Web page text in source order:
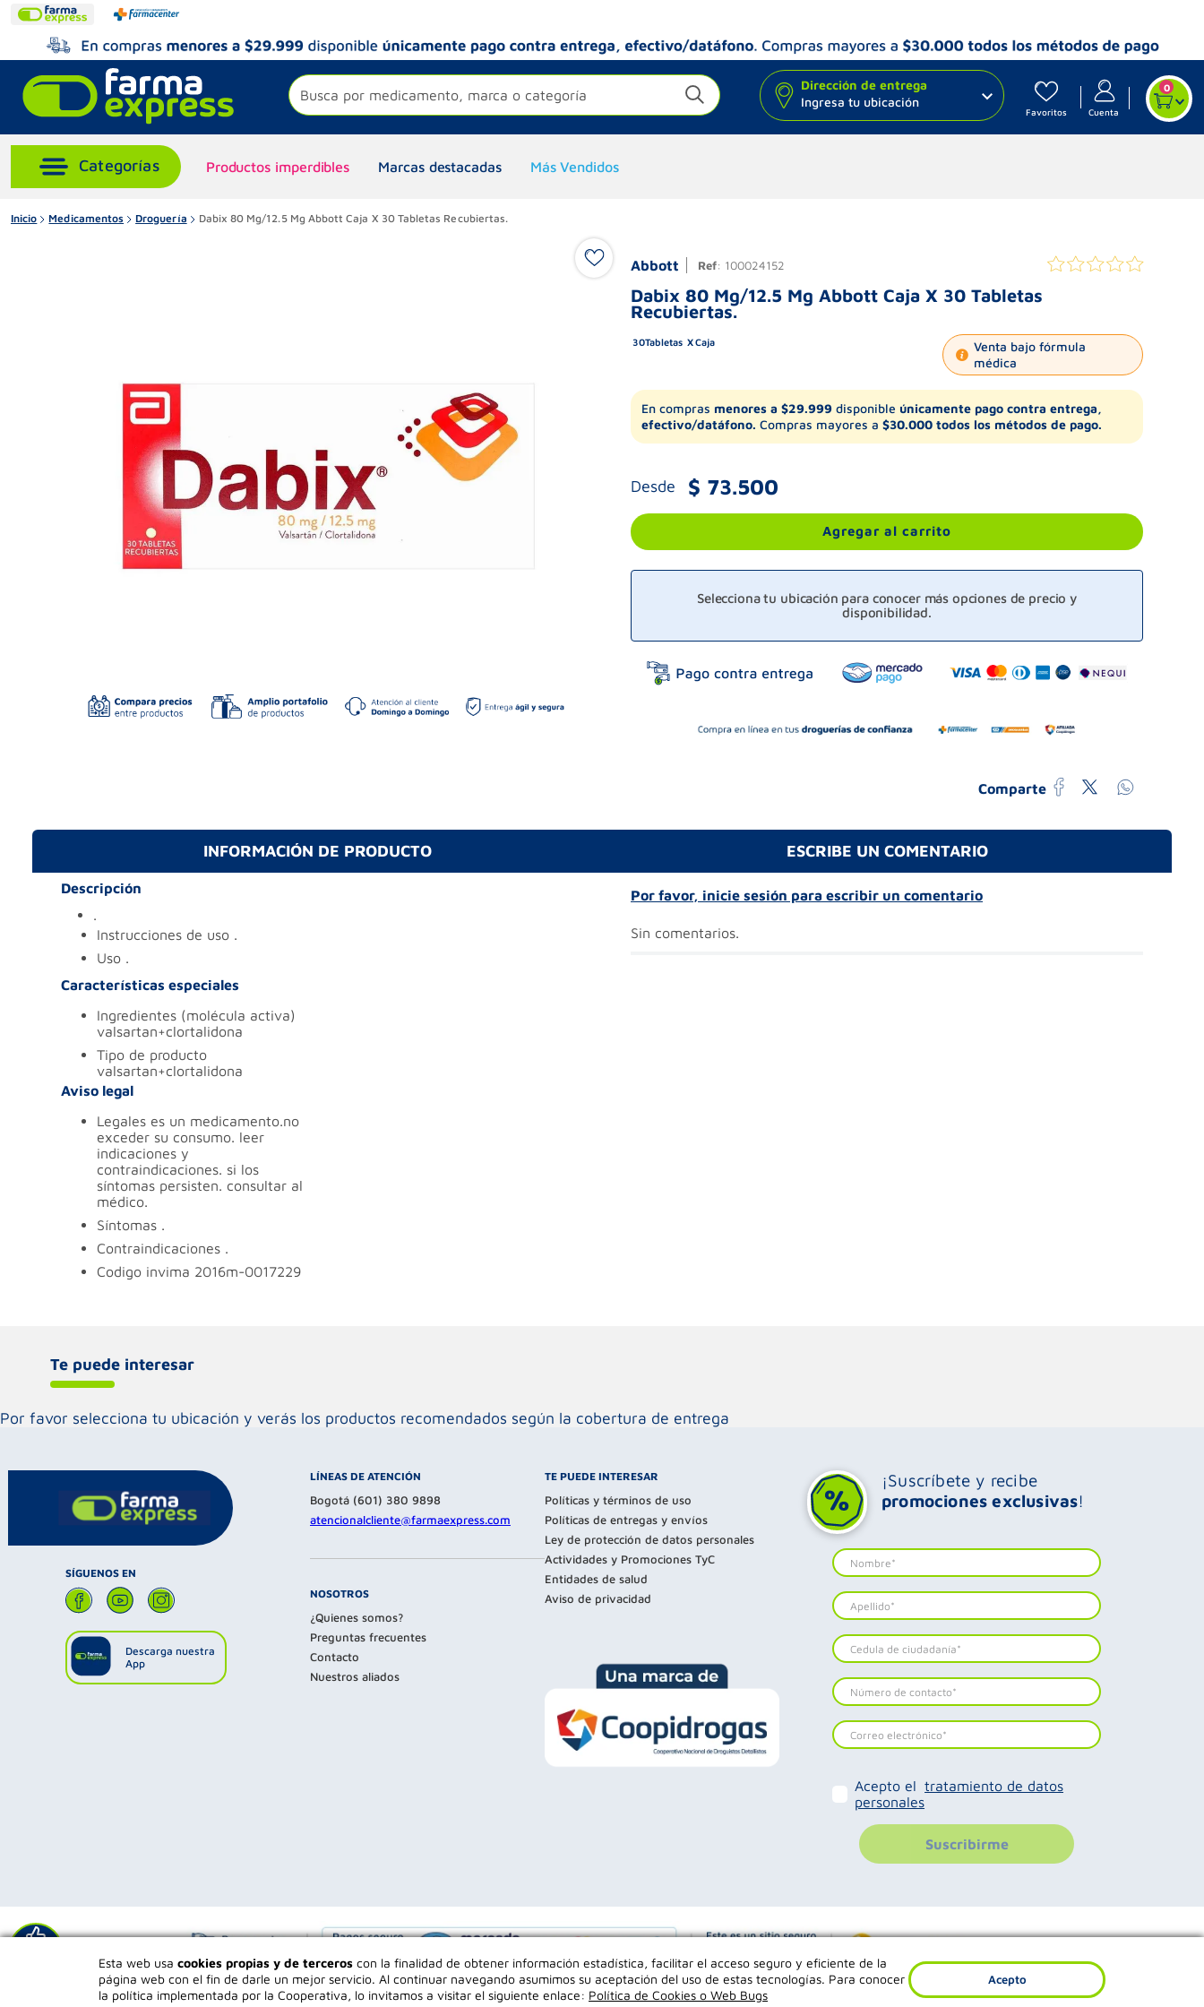
Esta web usa cookies propias y de terceros con la finalidad de obtener información estadística, facilitar el acceso seguro y eficiente de la
página web con el fin de darle un mejor servicio. Al continuar navegando asumimos su aceptación del uso de estas tecnologías. Para conocer
la política implementada por la Cooperativa, lo invitamos a visitar el siguiente enlace: Política de Cookies o Web Bugs
Acepto
Busca por medicamento, marca o categoría
Dirección de entrega
Ingresa tu ubicación
Favoritos Cuenta
0
Productos imperdibles Marcas destacadas Más Vendidos
Inicio Medicamentos Droguería Dabix 80 Mg/12.5 Mg Abbott Caja X 30 Tabletas Recubiertas.
Abbott Ref: 100024152
Dabix 80 Mg/12.5 Mg Abbott Caja X 30 Tabletas
Recubiertas.
30Tabletas Caja
Venta bajo fórmula
médica
En compras menores a $29.999 disponible únicamente pago contra entrega,
efectivo/datáfono. Compras mayores a $30.000 todos los métodos de pago.
Desde $ 73.500
Agregar al carrito
Selecciona tu ubicación para conocer más opciones de precio y
disponibilidad.
Comparte
INFORMACIÓN DE PRODUCTO
Descripción
.
instrucciones de uso .
uso .
Características especiales
ingredientes (molécula activa)
valsartan+clortalidona
tipo de producto
valsartan+clortalidona
Aviso legal
legales es un medicamento.no
exceder su consumo. leer
indicaciones y
contraindicaciones. si los
síntomas persisten. consultar al
médico.
síntomas .
contraindicaciones .
codigo invima 2016m-0017229
ESCRIBE UN COMENTARIO
Por favor, inicie sesión para escribir un comentario
Sin comentarios.
Te puede interesar
Por favor selecciona tu ubicación y verás los productos recomendados según la cobertura de entrega
SÍGUENOS EN
Descarga nuestra
App
LÍNEAS DE ATENCIÓN
Bogotá (601) 380 9898
atencionalcliente@farmaexpress.com
NOSOTROS
¿Quienes somos?
Preguntas frecuentes
Contacto
Nuestros aliados
TE PUEDE INTERESAR
Políticas y términos de uso
Políticas de entregas y envíos
Ley de protección de datos personales
Actividades y Promociones TyC
Entidades de salud
Aviso de privacidad
¡Suscríbete y recibe
promociones exclusivas!
Acepto el tratamiento de datos
personales
Suscribirme
Todos los derechos reservados Farmaexpress 2025 Empowered by